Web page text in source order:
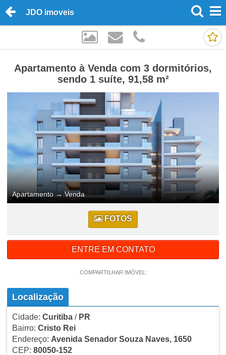
JDO imoveis
Apartamento à Venda com 3 dormitórios,
sendo 1 suíte, 91,58 m²
Apartamento → Venda
FOTOS
ENTRE EM CONTATO
COMPARTILHAR IMÓVEL:
Localização
Cidade: Curitiba/ PR
Bairro: Cristo Rei
Endereço: Avenida Senador Souza Naves, 1650
CEP: 80050-152